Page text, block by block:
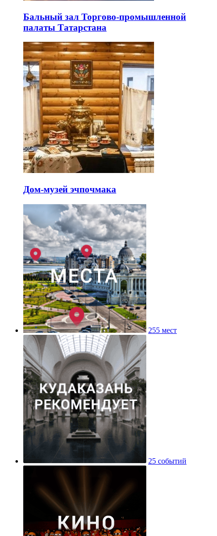
Бальный зал Торгово-промышленной
палаты Татарстана
Дом-музей эчпочмака
255 мест
25 событий